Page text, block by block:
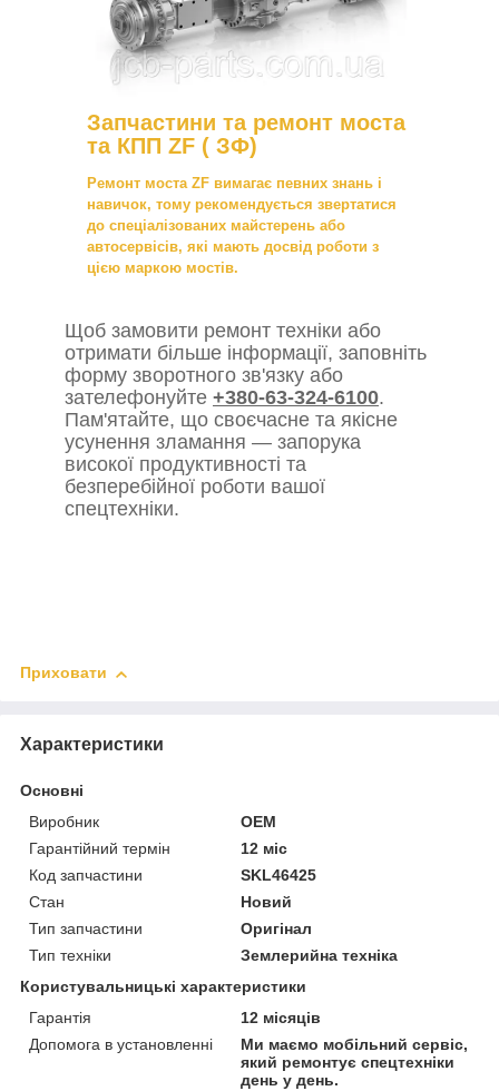
Запчастини та ремонт моста
та КПП ZF ( ЗФ)
Ремонт моста ZF вимагає певних знань і
навичок, тому рекомендується звертатися
до спеціалізованих майстерень або
автосервісів, які мають досвід роботи з
цією маркою мостів.
Щоб замовити ремонт техніки або
отримати більше інформації, заповніть
форму зворотного зв'язку або
зателефонуйте +380-63-324-6100.
Пам'ятайте, що своєчасне та якісне
усунення зламання — запорука
високої продуктивності та
безперебійної роботи вашої
спецтехніки.
Приховати
Характеристики
Основні
Виробник
OEM
Гарантійний термін
12 міс
Код запчастини
SKL46425
Стан
Новий
Тип запчастини
Оригінал
Тип техніки
Землерийна техніка
Користувальницькі характеристики
Гарантія
12 місяців
Допомога в установленні
Ми маємо мобільний сервіс,
який ремонтує спецтехніки
день у день.